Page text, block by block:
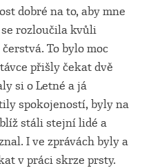
dobré na to, aby mne
rozloučila kvůli
To bylo moc
přišly čekat dvě
si o Letné a já
spokojeností, byly na
stáli stejní lidé a
I ve zprávách byly a
v práci skrze prsty.